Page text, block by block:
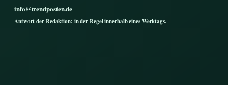
info@trendposten.de
Antwort der Redaktion: in der Regel innerhalb eines Werktags.